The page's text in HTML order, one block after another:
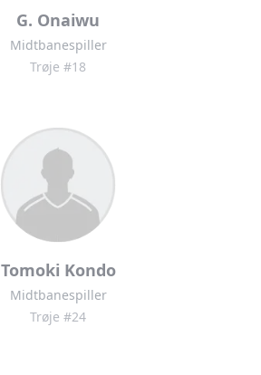
G. Onaiwu
Midtbanespiller
Trøje #18
Tomoki Kondo
Midtbanespiller
Trøje #24